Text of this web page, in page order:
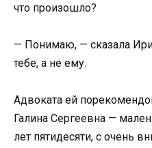
что произошло?
— Понимаю, — сказала
тебе, а не ему.
Адвоката ей
Галина Сергеевна —
лет пятидесяти, с очень